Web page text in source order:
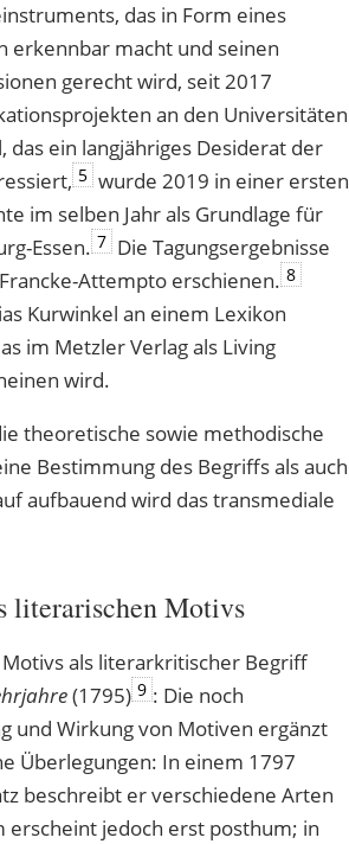
das in Form eines
erkennbar macht und seinen
gerecht wird, seit 2017
an den Universitäten
das ein langjähriges Desiderat der
5 wurde 2019 in einer ersten
im selben Jahr als Grundlage für
Essen. 7 Die Tagungsergebnisse
Attempto erschienen. 8
Kurwinkel an einem Lexikon
im Metzler Verlag als Living
wird.
theoretische sowie methodische
Bestimmung des Begriffs als auch
aufbauend wird das transmediale
literarischen Motivs
als literarkritischer Begriff
(1795) 9 : Die noch
und Wirkung von Motiven ergänzt
Überlegungen: In einem 1797
beschreibt er verschiedene Arten
jedoch erst posthum; in